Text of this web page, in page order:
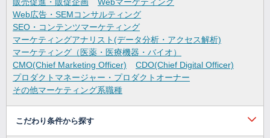
販売促進・販促企画
Webマーケティング
Web広告・SEMコンサルティング
SEO・コンテンツマーケティング
マーケティングアナリスト(データ分析・アクセス解析)
マーケティング（医薬・医療機器・バイオ）
CMO(Chief Marketing Officer)
CDO(Chief Digital Officer)
プロダクトマネージャー・プロダクトオーナー
その他マーケティング系職種
こだわり条件から探す